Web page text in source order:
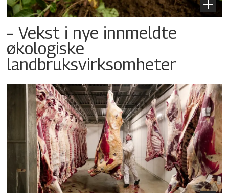
– Vekst i nye innmeldte
økologiske
landbruksvirksomheter